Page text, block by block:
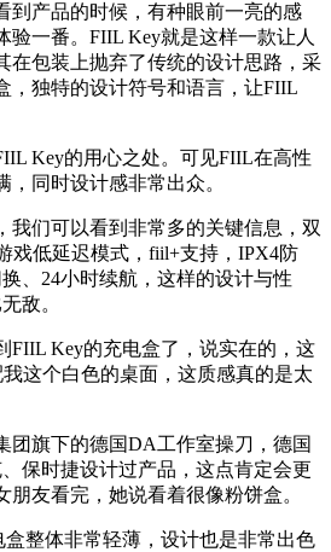
到产品的时候，有种眼前一亮的感
验一番。FIIL Key就是这样一款让人
在包装上抛弃了传统的设计思路，采
，独特的设计符号和语言，让FIIL
Key的用心之处。可见FIIL在高性
同时设计感非常出众。
我们可以看到非常多的关键信息，双
戏低延迟模式，fiil+支持，IPX4防
、24小时续航，这样的设计与性
敌。
FIIL Key的充电盒了，说实在的，这
这个白色的桌面，这质感真的是太
团旗下的德国DA工作室操刀，德国
保时捷设计过产品，这点肯定会更
朋友看完，她说看着很像粉饼盒。
盒整体非常轻薄，设计也是非常出色